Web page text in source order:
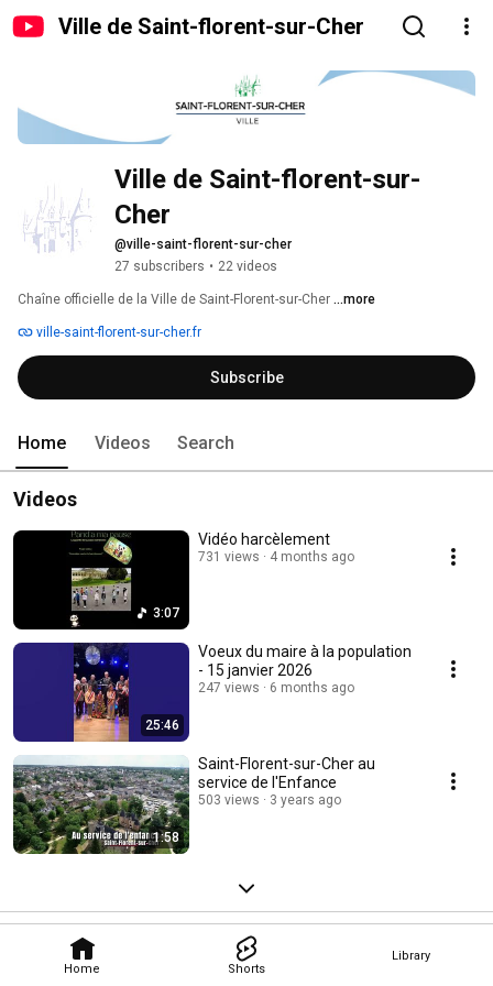
Ville de Saint-florent-sur-Cher
Home Shorts
Library
Ville de Saint-florent-sur-
Cher
@ville-saint-florent-sur-cher
27 subscribers • 22 videos
Chaîne officielle de la Ville de Saint-Florent-sur-Cher ...more
ville-saint-florent-sur-cher.fr
Subscribe
Home Videos Search
Videos
3:07
Vidéo harcèlement
731 views 4 months ago
25:46
Voeux du maire à la population
- 15 janvier 2026
247 views 6 months ago
1:58
Saint-Florent-sur-Cher au
service de l'Enfance
503 views 3 years ago